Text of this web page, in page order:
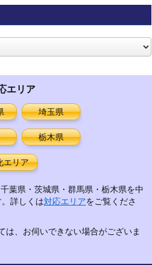
エリア
埼玉県
栃木県
エリア
葉県・茨城県・群馬県・栃木県を中
詳しくは対応エリアをご覧くださ
は、お伺いできない場合がございま